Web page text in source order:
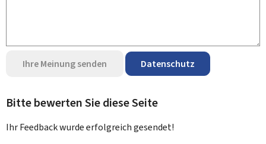
Ihre Meinung senden Datenschutz
Bitte bewerten Sie diese Seite
Ihr Feedback wurdeerfolgreichgesendet!